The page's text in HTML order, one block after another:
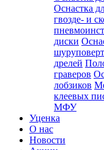
Оснастка
гвозде- и
диски
дрелей
граверов
лобзиков
клеевых
МФУ
Уценка
О нас
Новости